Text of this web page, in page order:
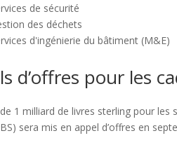
de sécurité
des déchets
d'ingénierie du bâtiment (M&E)
d’offres pour les
1 milliard de livres sterling pour
sera mis en appel d’offres en